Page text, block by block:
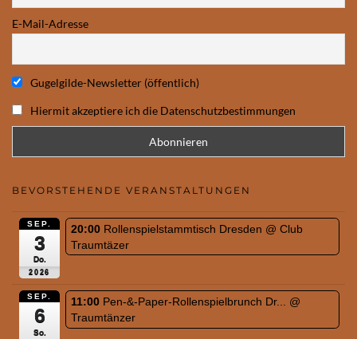
E-Mail-Adresse
Gugelgilde-Newsletter (öffentlich)
Hiermit akzeptiere ich die Datenschutzbestimmungen
BEVORSTEHENDE VERANSTALTUNGEN
SEP.
3
Do.
2026
20:00 Rollenspielstammtisch Dresden @ Club
Traumtäzer
SEP.
6
So.
11:00 Pen-&-Paper-Rollenspielbrunch Dr... @
Traumtänzer